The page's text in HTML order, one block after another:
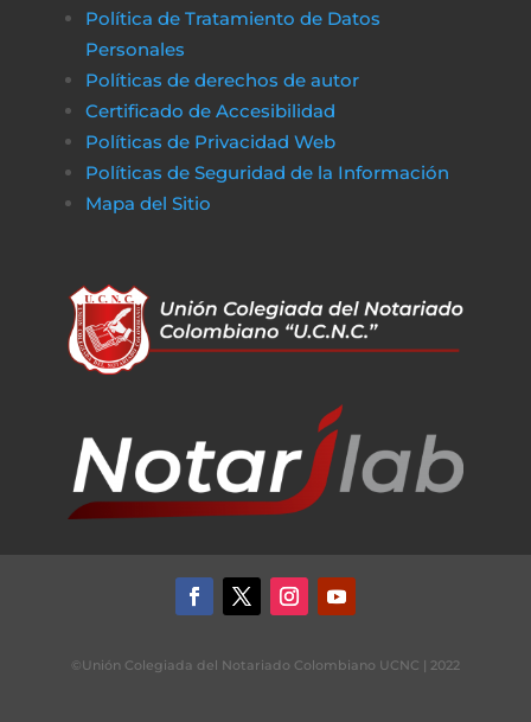
Política de Tratamiento de Datos
Personales
Políticas de derechos de autor
Certificado de Accesibilidad
Políticas de Privacidad Web
Políticas de Seguridad de la Información
Mapa del Sitio
©Unión Colegiada del Notariado Colombiano UCNC | 2022